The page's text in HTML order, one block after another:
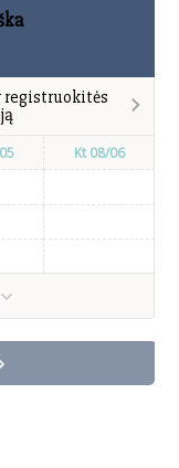
registruokitės
Kt 08/06